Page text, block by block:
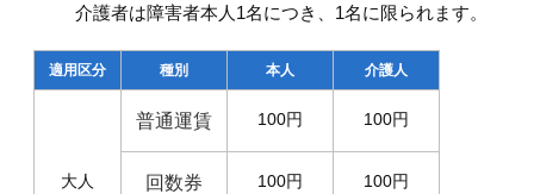
介護者は障害者本人1名につき、1名に限られます。
適用区分 種別 本人 介護人
大人
普通運賃 100円 100円
回数券 100円 100円